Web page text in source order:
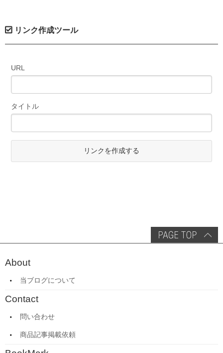
リンク作成ツール
URL
タイトル
リンクを作成する
About
当ブログについて
Contact
問い合わせ
商品記事掲載依頼